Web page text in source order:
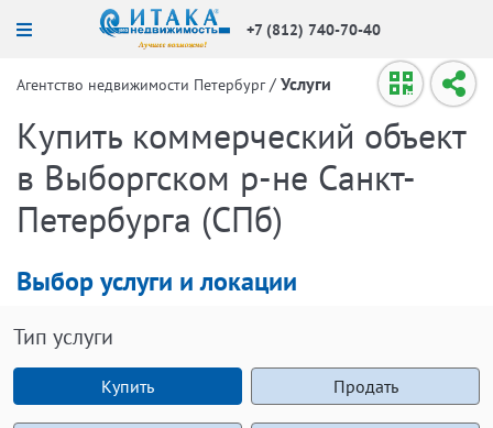
+7 (812) 740-70-40
Агентство недвижимости Петербург / Услуги
Купить коммерческий объект
в Выборгском р-не Санкт-
Петербурга (СПб)
Выбор услуги и локации
Тип услуги
Купить Продать